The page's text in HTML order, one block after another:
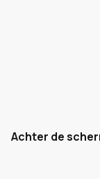
Achter de